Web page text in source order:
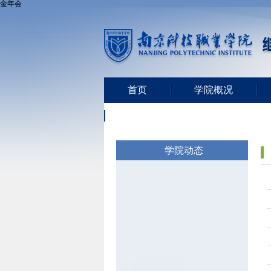
金年会
首页 学院概况
学院动态